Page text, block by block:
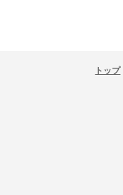
トップ